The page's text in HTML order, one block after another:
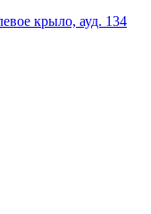
крыло, ауд. 134